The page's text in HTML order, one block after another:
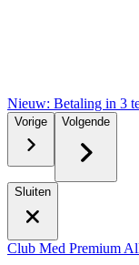
Nieuw: Betaling in 3
Vorige Volgende
Sluiten
Club Med Premium